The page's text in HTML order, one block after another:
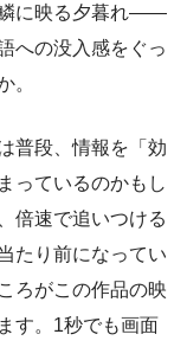
鱗に映る夕暮れ――
への没入感をぐっ
。
普段、情報を「効
っているのかもし
倍速で追いつける
たり前になってい
ろがこの作品の映
す。1秒でも画面